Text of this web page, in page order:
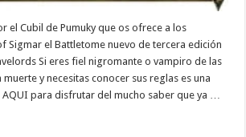
el Cubil de Pumuky que os ofrece a los
Sigmar el Battletome nuevo de tercera edición
Si eres fiel nigromante o vampiro de las
y necesitas conocer sus reglas es una
AQUI para disfrutar del mucho saber que ya …